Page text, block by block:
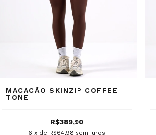
MACACÃO SKINZIP COFFEE
TONE
R$389,90
6 x de R$64,98 sem juros